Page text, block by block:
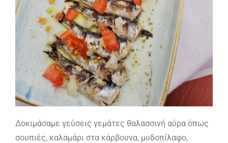
Δοκιμάσαμε γεύσεις γεμάτες θαλασσινή αύρα όπως
σουπιές, καλαμάρι στα κάρβουνα, μυδοπίλαφο,